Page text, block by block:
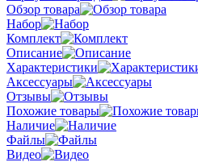
Обзор товара
Набор
Комплект
Описание
Характеристики
Аксессуары
Отзывы
Похожие товары
Наличие
Файлы
Видео